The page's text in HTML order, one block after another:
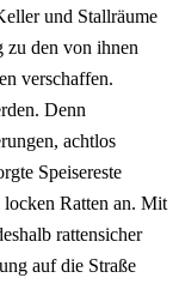
und Stallräume
zu den von ihnen
verschaffen.
Denn
achtlos
Speisereste
Ratten an. Mit
rattensicher
auf die Straße